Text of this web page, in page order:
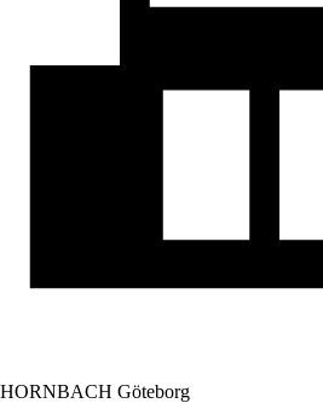
HORNBACH Göteborg